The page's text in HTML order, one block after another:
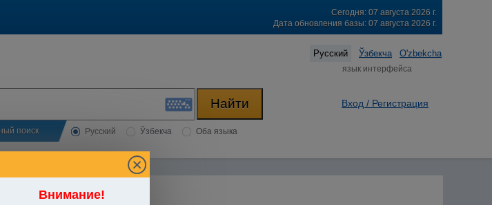
Сегодня: 07 августа 2026 г.
Дата обновления базы: 07 августа 2026 г.
Русский Ўзбекча O'zbekcha
язык интерфейса
поиск Русский Ўзбекча Оба языка
Вход / Регистрация
Внимание!